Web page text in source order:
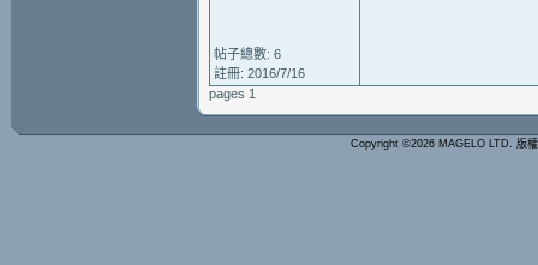
帖子總數: 6
註冊: 2016/7/16
pages 1
Copyright ©2026 MAGELO LTD. 版